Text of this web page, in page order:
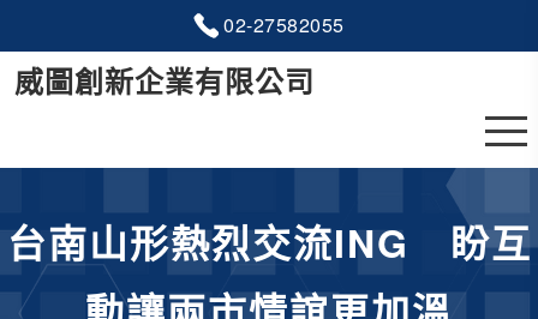
02-27582055
威圖創新企業有限公司
台南山形熱烈交流ING 盼互